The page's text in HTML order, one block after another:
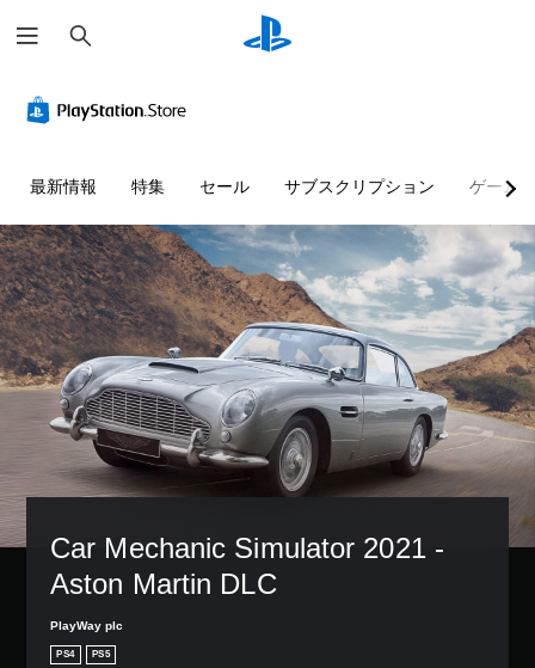
索
最新情報 特集 セール サブスクリプション ゲーム
Car Mechanic Simulator 2021 -
Aston Martin DLC
PlayWay plc
PS4 PS5